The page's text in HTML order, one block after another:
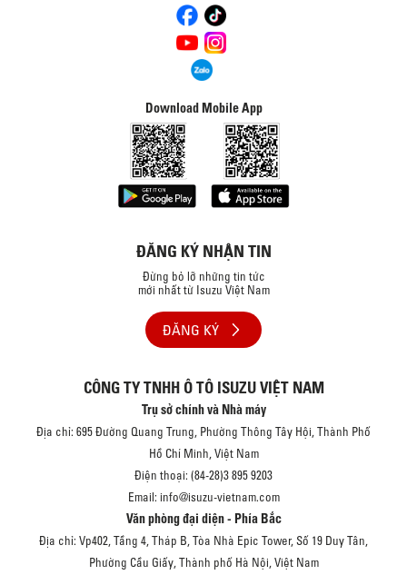
Download Mobile App
ĐĂNG KÝ NHẬN TIN
Đừng bỏ lỡ những tin tức
mới nhất từ Isuzu Việt Nam
ĐĂNG KÝ
CÔNG TY TNHH Ô TÔ ISUZU VIỆT NAM
Trụ sở chính và Nhà máy
Địa chỉ: 695 Đường Quang Trung, Phường Thông Tây Hội, Thành Phố
Hồ Chí Minh, Việt Nam
Điện thoại: (84-28)3 895 9203
Email: info@isuzu-vietnam.com
Văn phòng đại diện - Phía Bắc
Địa chỉ: Vp402, Tầng 4, Tháp B, Tòa Nhà Epic Tower, Số 19 Duy Tân,
Phường Cầu Giấy, Thành phố Hà Nội, Việt Nam